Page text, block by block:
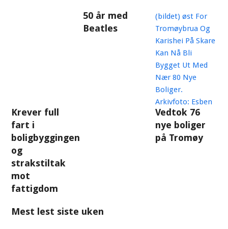
Krever full
fart i
boligbyggingen
og
strakstiltak
mot
fattigdom
50 år med
Beatles
Vedtok 76
nye boliger
på Tromøy
Mest lest siste uken